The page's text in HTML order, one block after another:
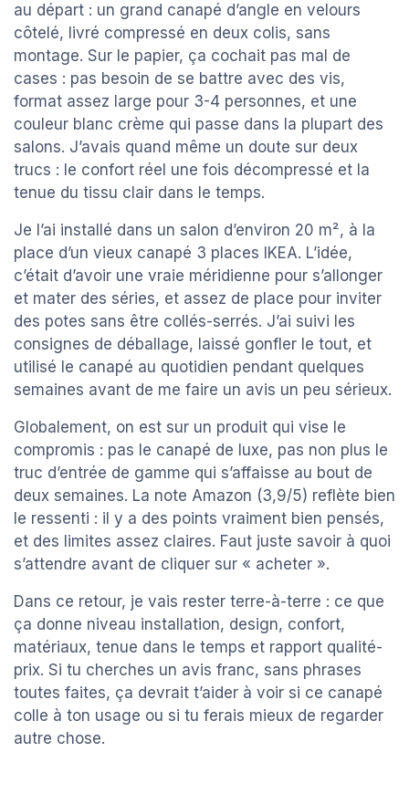
au départ : un grand canapé d’angle en velours
côtelé, livré compressé en deux colis, sans
montage. Sur le papier, ça cochait pas mal de
cases : pas besoin de se battre avec des vis,
format assez large pour 3-4 personnes, et une
couleur blanc crème qui passe dans la plupart des
salons. J’avais quand même un doute sur deux
trucs : le confort réel une fois décompressé et la
tenue du tissu clair dans le temps.
Je l’ai installé dans un salon d’environ 20 m², à la
place d’un vieux canapé 3 places IKEA. L’idée,
c’était d’avoir une vraie méridienne pour s’allonger
et mater des séries, et assez de place pour inviter
des potes sans être collés-serrés. J’ai suivi les
consignes de déballage, laissé gonfler le tout, et
utilisé le canapé au quotidien pendant quelques
semaines avant de me faire un avis un peu sérieux.
Globalement, on est sur un produit qui vise le
compromis : pas le canapé de luxe, pas non plus le
truc d’entrée de gamme qui s’affaisse au bout de
deux semaines. La note Amazon (3,9/5) reflète bien
le ressenti : il y a des points vraiment bien pensés,
et des limites assez claires. Faut juste savoir à quoi
s’attendre avant de cliquer sur « acheter ».
Dans ce retour, je vais rester terre-à-terre : ce que
ça donne niveau installation, design, confort,
matériaux, tenue dans le temps et rapport qualité-
prix. Si tu cherches un avis franc, sans phrases
toutes faites, ça devrait t’aider à voir si ce canapé
colle à ton usage ou si tu ferais mieux de regarder
autre chose.